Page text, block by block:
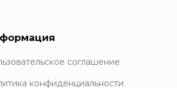
соглашение
конфиденциальности